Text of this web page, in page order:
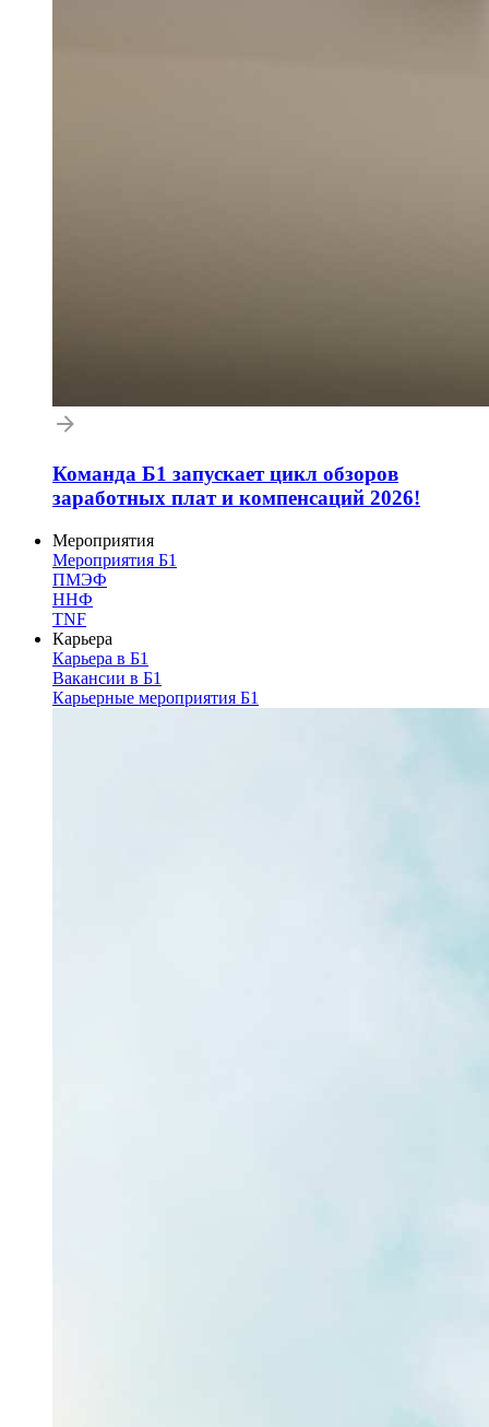
Команда Б1 запускает цикл обзоров
заработных плат и компенсаций 2026!
Мероприятия
Мероприятия Б1
ПМЭФ
ННФ
TNF
Карьера
Карьера в Б1
Вакансии в Б1
Карьерные мероприятия Б1